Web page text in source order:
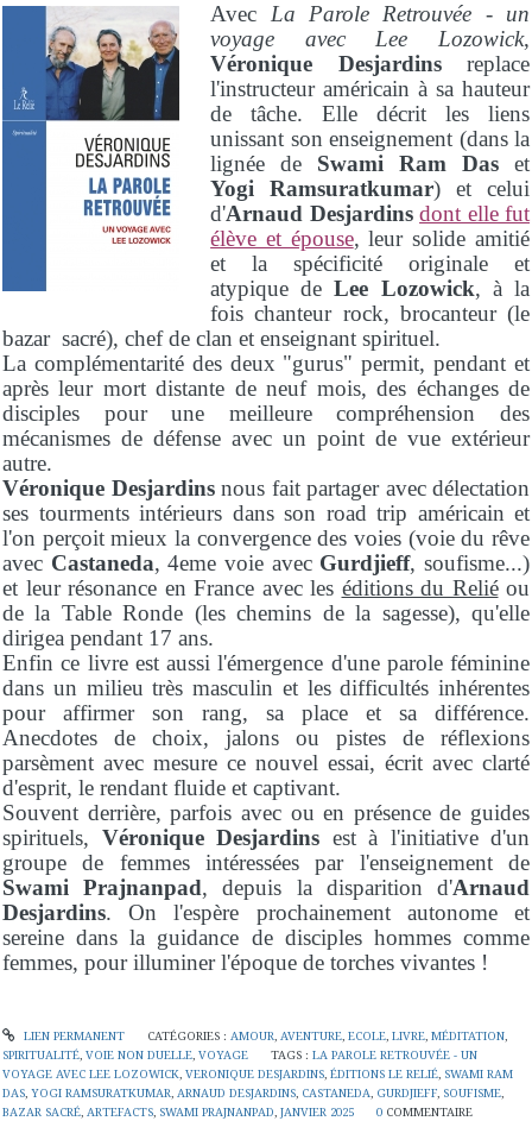
Avec La Parole Retrouvée - un
voyage avec Lee Lozowick,
Véronique Desjardinsreplace
l'instructeur américain à sa hauteur
de tâche. Elle décrit les liens
unissant son enseignement (dans la
lignée de Swami Ram Das et
Yogi Ramsuratkumar) et celui
d'Arnaud Desjardins dont elle fut
élève et épouse, leur solide amitié
et la spécificité originale et
atypique deLee Lozowick, à la
fois chanteur rock, brocanteur (le
bazar sacré), chef de clan et enseignant spirituel.
La complémentarité des deux "gurus" permit, pendant et
après leur mort distante de neuf mois, des échanges de
disciples pour une meilleure compréhension des
mécanismes de défense avec un point de vue extérieur
autre.
Véronique Desjardinsnous fait partager avec délectation
ses tourments intérieurs dans son road trip américain et
l'on perçoit mieux la convergence des voies (voie du rêve
avec Castaneda, 4eme voie avec Gurdjieff, soufisme...)
et leur résonance en France avec les éditions du Reliéou
de la Table Ronde (les chemins de la sagesse), qu'elle
dirigea pendant 17 ans.
Enfin ce livre est aussi l'émergence d'une parole féminine
dans un milieu très masculin et les difficultés inhérentes
pour affirmer son rang, sa place et sa différence.
Anecdotes de choix, jalons ou pistes de réflexions
parsèment avec mesure ce nouvel essai, écrit avec clarté
d'esprit, le rendant fluide et captivant.
Souvent derrière, parfois avec ou en présence de guides
spirituels, Véronique Desjardins est à l'initiative d'un
groupe de femmes intéressées par l'enseignement de
Swami Prajnanpad, depuis la disparition d'Arnaud
Desjardins. On l'espère prochainement autonome et
sereine dans la guidance de disciples hommes comme
femmes, pour illuminer l'époque de torches vivantes !
LIEN PERMANENT CATÉGORIES : AMOUR AVENTURE, ECOLE, LIVRE, MÉDITATION,
SPIRITUALITÉ VOIE NON DUELLE VOYAGE TAGS :LA PAROLE RETROUVÉE - UN
VOYAGE AVEC LEE LOZOWICK VERONIQUE DESJARDINS ÉDITIONS LE RELIÉ SWAMI RAM
DAS YOGI RAMSURATKUMAR ARNAUD DESJARDINS CASTANEDA GURDJIEFF SOUFISME
BAZAR SACRÉ ARTEFACTS SWAMI PRAJNANPAD JANVIER 2025 0 COMMENTAIRE